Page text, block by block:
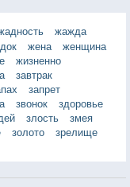
жажда
жена
женщина
жизненно
завтрак
запрет
звонок
здоровье
злость
змея
золото
зрелище